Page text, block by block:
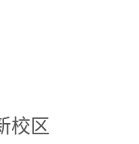
校区